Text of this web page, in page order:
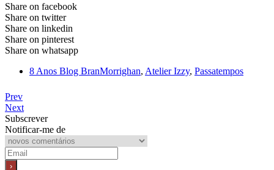
Share on facebook
Share on twitter
Share on linkedin
Share on pinterest
Share on whatsapp
8 Anos Blog BranMorrighan, Atelier Izzy, Passatempos
Prev
Next
Subscrever
Notificar-me de